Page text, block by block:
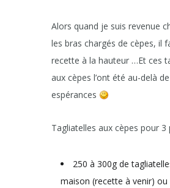
Alors quand je suis revenue
les bras chargés de cèpes, il
recette à la hauteur …Et ces
aux cèpes l’ont été au-delà
espérances
Tagliatelles aux cèpes pour 3
250 à 300g de
maison (recette à venir) ou